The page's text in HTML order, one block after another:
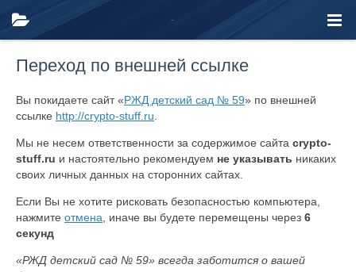
Переход по внешней ссылке
Вы покидаете сайт «РЖД детский сад № 59» по внешней
ссылке http://crypto-stuff.ru
Мы не несем ответственности за содержимое сайта crypto-
stuff.ru и настоятельно рекомендуем не указывать никаких
своих личных данных на сторонних сайтах.
Если Вы не хотите рисковать безопасностью компьютера,
нажмите отмена , иначе вы будете перемещены через 6
секунд
«РЖД детский сад № 59» всегда заботится о вашей